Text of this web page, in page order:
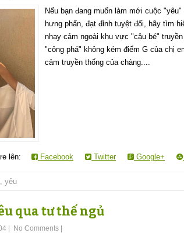
Nếu bạn đang muốn làm mới cuộc
hưng phấn, đạt đỉnh tuyệt đối, hãy tìm
nhạy cảm ngoài khu vực "cậu bé"
"công phá" không kém điểm G của chị
cảm truyền thống của chàng....
lên: Facebook Twitter Google+
yêu
qua tư thế ngủ
| No Comments |